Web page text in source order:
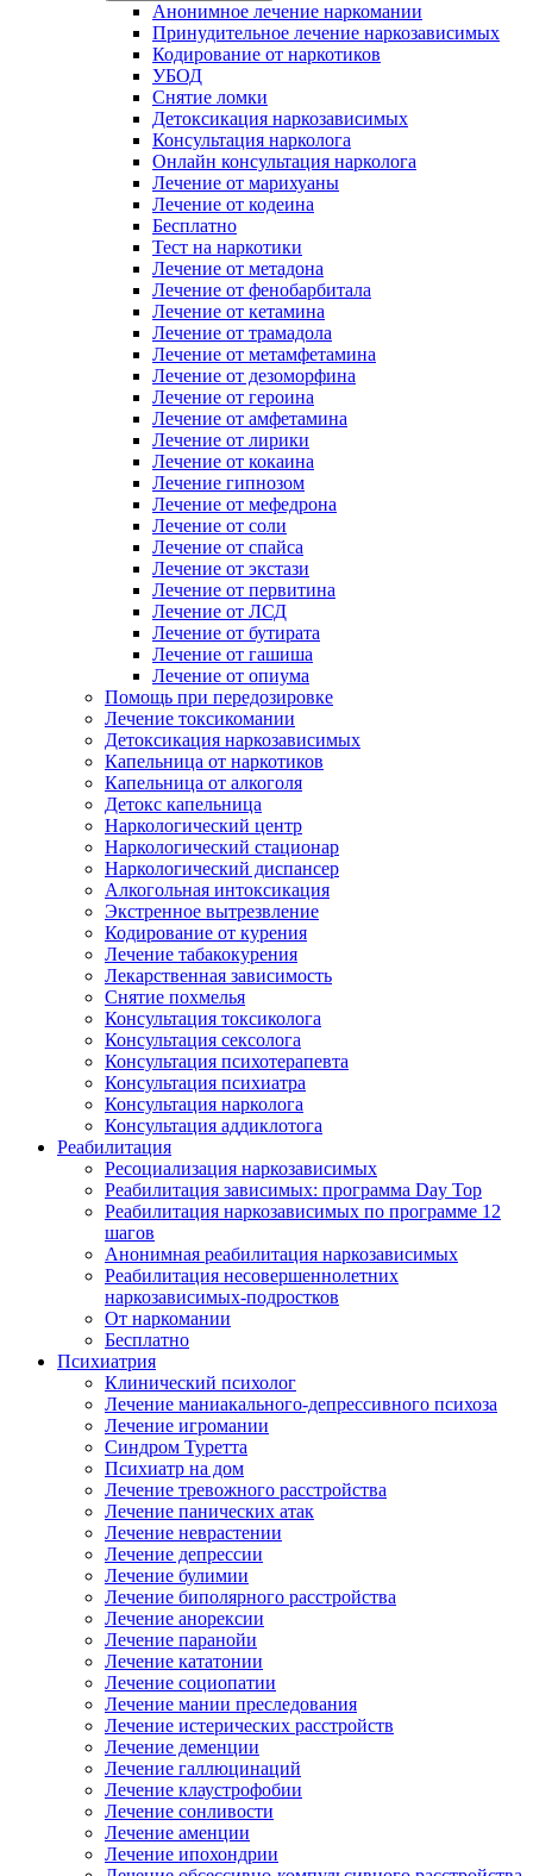
Анонимное лечение наркомании
Принудительное лечение наркозависимых
Кодирование от наркотиков
УБОД
Снятие ломки
Детоксикация наркозависимых
Консультация нарколога
Онлайн консультация нарколога
Лечение от марихуаны
Лечение от кодеина
Бесплатно
Тест на наркотики
Лечение от метадона
Лечение от фенобарбитала
Лечение от кетамина
Лечение от трамадола
Лечение от метамфетамина
Лечение от дезоморфина
Лечение от героина
Лечение от амфетамина
Лечение от лирики
Лечение от кокаина
Лечение гипнозом
Лечение от мефедрона
Лечение от соли
Лечение от спайса
Лечение от экстази
Лечение от первитина
Лечение от ЛСД
Лечение от бутирата
Лечение от гашиша
Лечение от опиума
Помощь при передозировке
Лечение токсикомании
Детоксикация наркозависимых
Капельница от наркотиков
Капельница от алкоголя
Детокс капельница
Наркологический центр
Наркологический стационар
Наркологический диспансер
Алкогольная интоксикация
Экстренное вытрезвление
Кодирование от курения
Лечение табакокурения
Лекарственная зависимость
Снятие похмелья
Консультация токсиколога
Консультация сексолога
Консультация психотерапевта
Консультация психиатра
Консультация нарколога
Консультация аддиклотога
Реабилитация
Ресоциализация наркозависимых
Реабилитация зависимых: программа Day Top
Реабилитация наркозависимых по программе 12
шагов
Анонимная реабилитация наркозависимых
Реабилитация несовершеннолетних
наркозависимых-подростков
От наркомании
Бесплатно
Психиатрия
Клинический психолог
Лечение маниакального-депрессивного психоза
Лечение игромании
Синдром Туретта
Психиатр на дом
Лечение тревожного расстройства
Лечение панических атак
Лечение неврастении
Лечение депрессии
Лечение булимии
Лечение биполярного расстройства
Лечение анорексии
Лечение паранойи
Лечение кататонии
Лечение социопатии
Лечение мании преследования
Лечение истерических расстройств
Лечение деменции
Лечение галлюцинаций
Лечение клаустрофобии
Лечение сонливости
Лечение аменции
Лечение ипохондрии